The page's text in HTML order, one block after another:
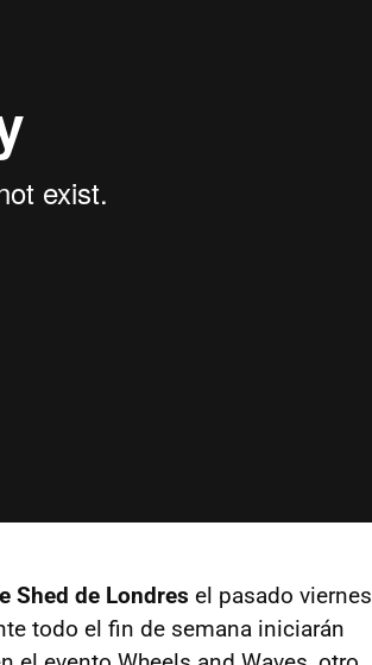
Shed de Londres el pasado viernes
todo el fin de semana iniciarán